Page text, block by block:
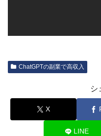
ChatGPTの副業で高収入
シ
X
LINE